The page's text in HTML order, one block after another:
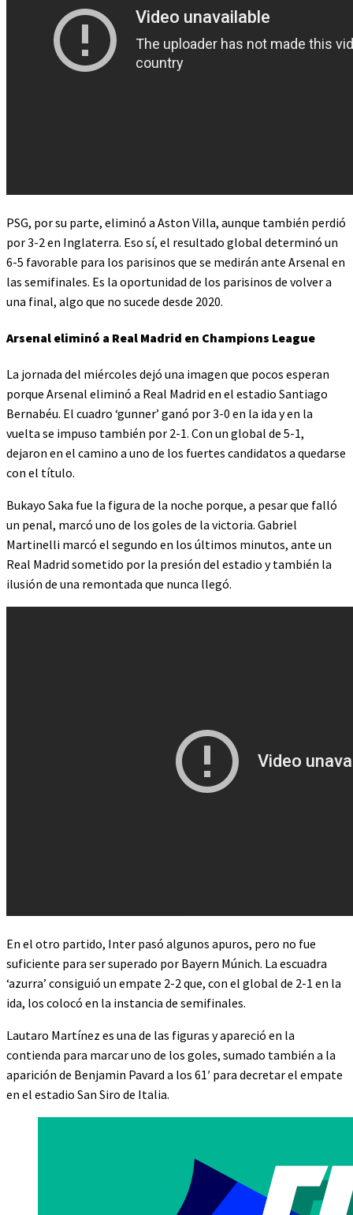
PSG, por su parte, eliminó a Aston Villa, aunque también perdió
por 3-2 en Inglaterra. Eso sí, el resultado global determinó un
6-5 favorable para los parisinos que se medirán ante Arsenal en
las semifinales. Es la oportunidad de los parisinos de volver a
una final, algo que no sucede desde 2020.
Arsenal eliminó a Real Madrid en Champions League
La jornada del miércoles dejó una imagen que pocos esperan
porque Arsenal eliminó a Real Madrid en el estadio Santiago
Bernabéu. El cuadro ‘gunner’ ganó por 3-0 en la ida y en la
vuelta se impuso también por 2-1. Con un global de 5-1,
dejaron en el camino a uno de los fuertes candidatos a quedarse
con el título.
Bukayo Saka fue la figura de la noche porque, a pesar que falló
un penal, marcó uno de los goles de la victoria. Gabriel
Martinelli marcó el segundo en los últimos minutos, ante un
Real Madrid sometido por la presión del estadio y también la
ilusión de una remontada que nunca llegó.
En el otro partido, Inter pasó algunos apuros, pero no fue
suficiente para ser superado por Bayern Múnich. La escuadra
‘azurra’ consiguió un empate 2-2 que, con el global de 2-1 en la
ida, los colocó en la instancia de semifinales.
Lautaro Martínez es una de las figuras y apareció en la
contienda para marcar uno de los goles, sumado también a la
aparición de Benjamin Pavard a los 61′ para decretar el empate
en el estadio San Siro de Italia.